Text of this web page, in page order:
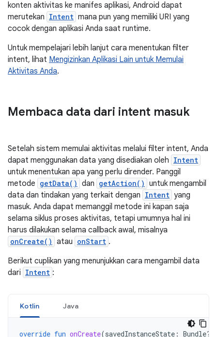
konten aktivitas ke manifes aplikasi, Android dapat
merutekan Intent mana pun yang memiliki URI yang
cocok dengan aplikasi Anda saat runtime.
Untuk mempelajari lebih lanjut cara menentukan filter
intent, lihat Mengizinkan Aplikasi Lain untuk Memulai
Aktivitas Anda.
Membaca data dari intent masuk
Setelah sistem memulai aktivitas melalui filter intent, Anda
dapat menggunakan data yang disediakan oleh Intent
untuk menentukan apa yang perlu dirender. Panggil
metode getData() dan getAction() untuk mengambil
data dan tindakan yang terkait dengan Intent yang
masuk. Anda dapat memanggil metode ini kapan saja
selama siklus proses aktivitas, tetapi umumnya hal ini
harus dilakukan selama callback awal, misalnya
onCreate() atau onStart .
Berikut cuplikan yang menunjukkan cara mengambil data
dari Intent :
Kotlin Java
override fun onCreate(savedInstanceState : Bundle?)